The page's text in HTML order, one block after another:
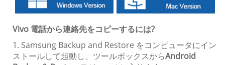
Vivo 電話から連絡先をコピーするには?
1. Samsung Backup and Restore をコンピュータにイン
ストールして起動し、ツールボックスからAndroid